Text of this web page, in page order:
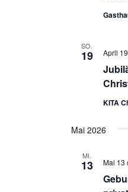
SO.
19 April
KITA
Mai 2026
MI.
13 Mai 13